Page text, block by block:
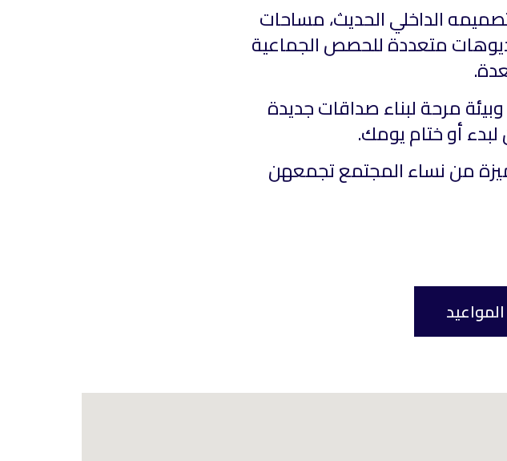
الداخلي الحديث، مساحات
متعددة للحصص الجماعية
مرحة لبناء صداقات جديدة
أو ختام يومك.
من نساء المجتمع تجمعهن